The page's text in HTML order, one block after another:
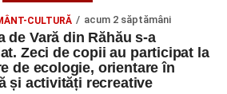
CULTURĂ acum 2 săptămâni
de Vară din Răhău s-a
Zeci de copii au participat la
de ecologie, orientare în
și activități recreative